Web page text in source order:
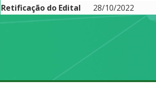
Retificação do Edital
28/10/2022